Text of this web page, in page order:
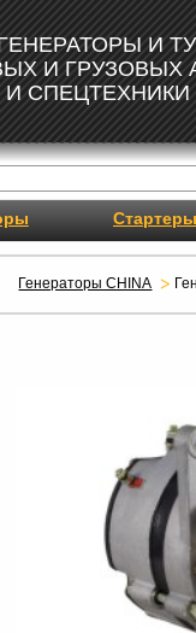
И
И ГРУЗОВЫХ
И СПЕЦТЕХНИКИ
Стартеры
Генераторы CHINA